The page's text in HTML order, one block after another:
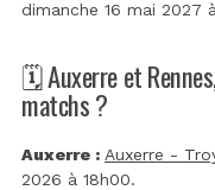
dimanche 16 mai 2027
🗓️ Auxerre et
matchs ?
Auxerre : Auxerre -
2026 à 18h00.